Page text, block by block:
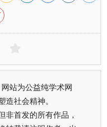
站为公益纯学术网
社会精神。
非首发的所有作品，